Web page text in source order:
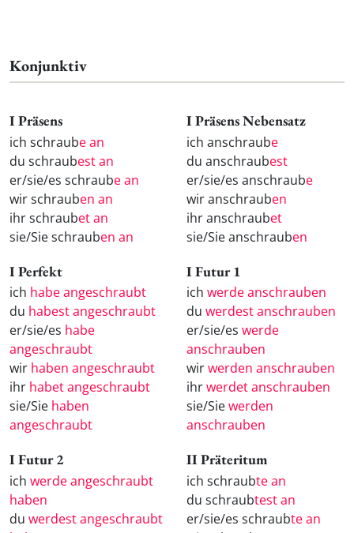
Konjunktiv
I Präsens
ich schraube an
du schraubest an
er/sie/es schraube an
wir schrauben an
ihr schraubet an
sie/Sie schrauben an
I Präsens Nebensatz
ich anschraube
du anschraubest
er/sie/es anschraube
wir anschrauben
ihr anschraubet
sie/Sie anschrauben
I Perfekt
ich habe angeschraubt
du habest angeschraubt
er/sie/es habe
angeschraubt
wir haben angeschraubt
ihr habet angeschraubt
sie/Sie haben
angeschraubt
I Futur 1
ich werde anschrauben
du werdest anschrauben
er/sie/es werde
anschrauben
wirwerden anschrauben
ihrwerdet anschrauben
sie/Siewerden
anschrauben
I Futur 2
ich werde angeschraubt
haben
du werdest angeschraubt
II Präteritum
ich schraubte an
du schraubtest an
er/sie/es schraubte an